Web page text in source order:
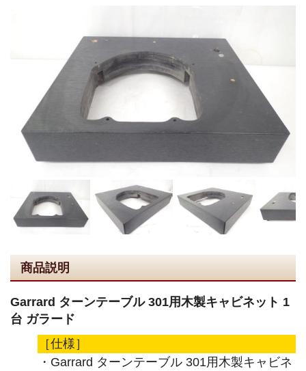
商品説明
Garrard ターンテーブル 301用木製キャビネット 1
台 ガラード
［仕様］
・Garrard ターンテーブル 301用木製キャビネ